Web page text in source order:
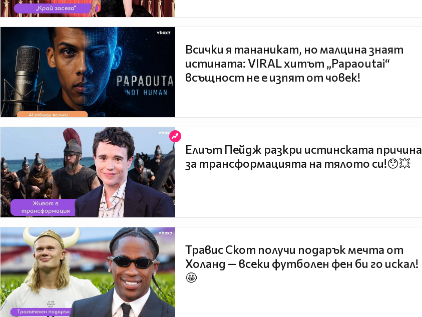
Всички я тананикат, но малцина знаят
истината: VIRAL хитът „Papaoutai“
всъщност не е изпят от човек!
Елиът Пейдж разкри истинската причина
за трансформацията на тялото си!😯💥
Травис Скот получи подарък мечта от
Холанд — всеки футболен фен би го искал!
🤩